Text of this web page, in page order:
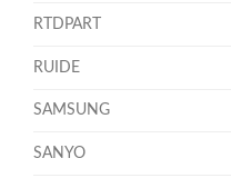
RTDPART
RUIDE
SAMSUNG
SANYO